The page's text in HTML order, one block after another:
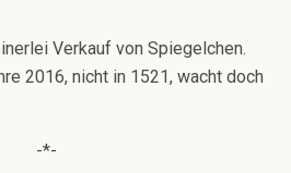
Verkauf von Spiegelchen.
2016, nicht in 1521, wacht doch
-*-